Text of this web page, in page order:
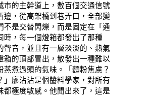
市的主幹道上，數百個交通信號
邊，從高架橋到巷弄口，全部變
不是交替閃爍，而是固定在「通
時，每一個燈箱都發出了那種
聲音，並且有一層淡淡的、熱氣
箱的頂部冒出，散發出一種難以
煮過頭的氣味。「麵粉焦慮？
」廖沾沾是個醬料學家，對所有
都極度敏感。他聞出來了，這是